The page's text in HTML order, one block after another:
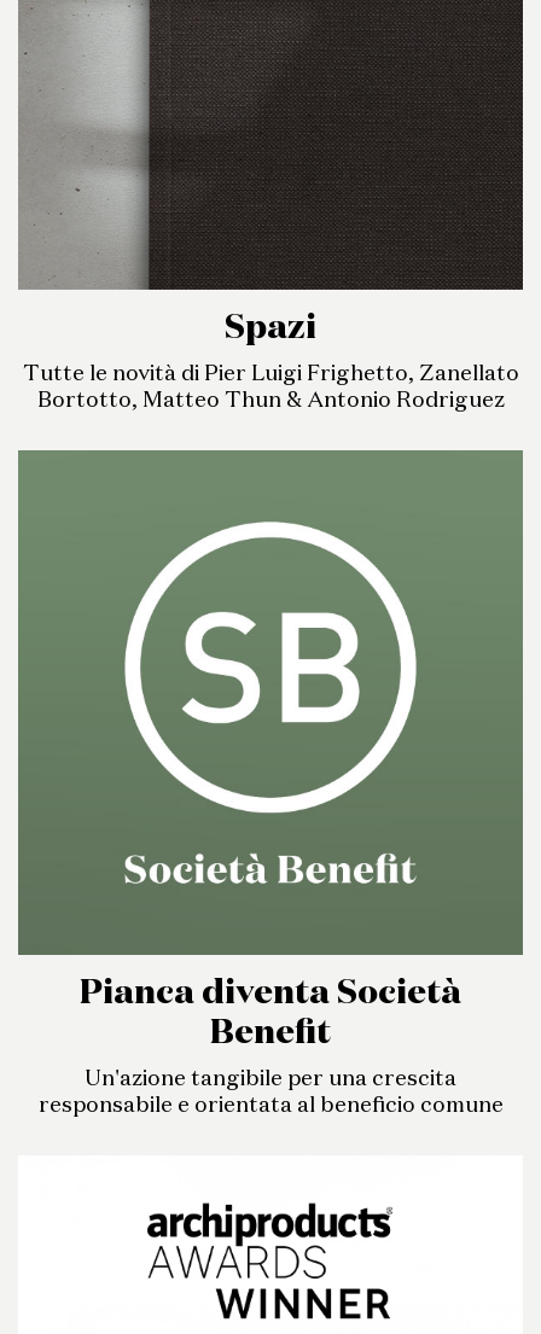
Spazi
Tutte le novità di Pier Luigi Frighetto, Zanellato
Bortotto, Matteo Thun & Antonio Rodriguez
Pianca diventa Società
Benefit
Un'azione tangibile per una crescita
responsabile e orientata al beneficio comune